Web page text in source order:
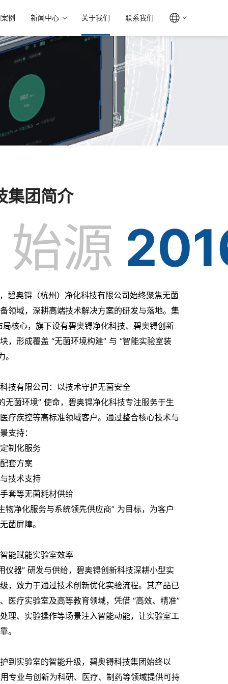
例 新闻中心 关于我们 联系我们
始源
集团简介
始源
碧奥锝（杭州）净化科技有限公司始终聚焦无菌
领域，深耕高端技术解决方案的研发与落地。集
局核心，旗下设有碧奥锝净化科技、碧奥锝创新
，形成覆盖 “无菌环境构建” 与 “智能实验室装
技有限公司：以技术守护无菌安全
无菌环境” 使命，碧奥锝净化科技专注服务于生
疗疾控等高标准领域客户。通过整合核心技术与
支持：
制化服务
套方案
技术支持
套等无菌耗材供给
物净化服务与系统领先供应商” 为目标，为客户
菌屏障。
能赋能实验室效率
仪器” 研发与供给，碧奥锝创新科技深耕小型实
，致力于通过技术创新优化实验流程。其产品已
医疗实验室及高等教育领域，凭借 “高效、精准”
理、实验操作等场景注入智能动能，让实验室工
。
到实验室的智能升级，碧奥锝科技集团始终以
专业与创新为科研、医疗、制药等领域提供可持